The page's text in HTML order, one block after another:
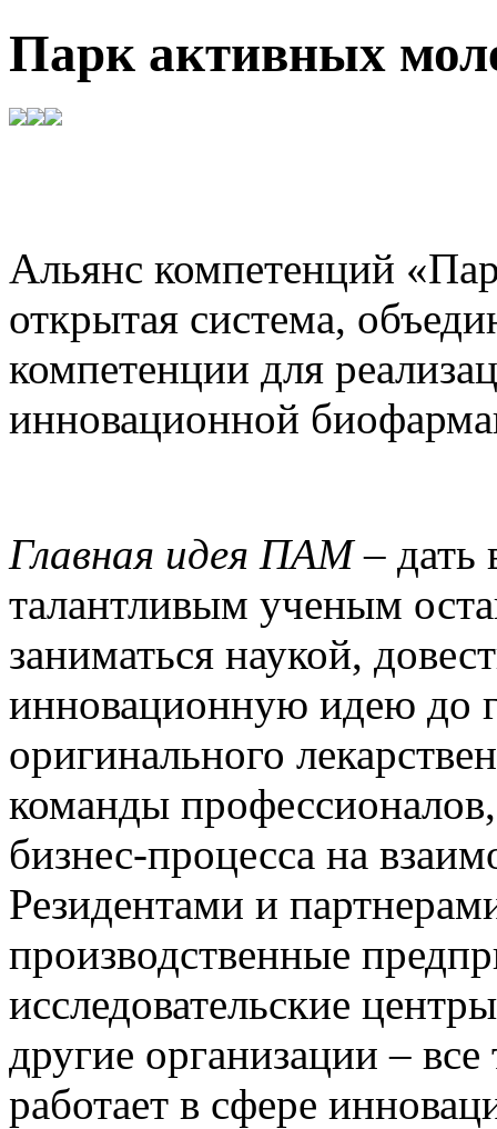
Парк активных
Альянс компетенций
открытая система,
компетенции для
инновационной
Главная идея ПАМ– дать
талантливым ученым
заниматься наукой,
инновационную идею до
оригинального
команды
бизнес-процесса на
Резидентами и
производственные
исследовательские
другие организации –
работает в сфере